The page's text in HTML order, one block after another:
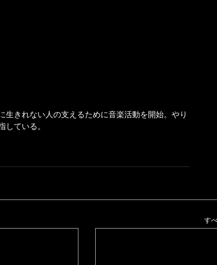
きれない人の支えるために音楽活動を開始。やり
ている。
す